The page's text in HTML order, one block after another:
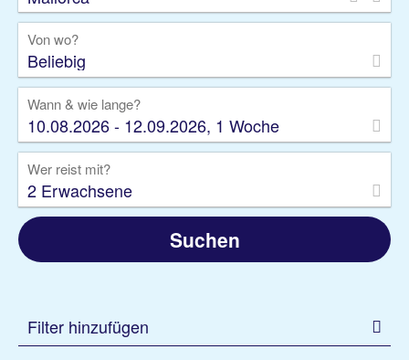
Gruppenreise
Camper Privattransfer
Von wo?
Beliebig
Wann & wie lange?
10.08.2026 - 12.09.2026, 1 Woche
Wer reist mit?
2 Erwachsene
Suchen
Filter hinzufügen